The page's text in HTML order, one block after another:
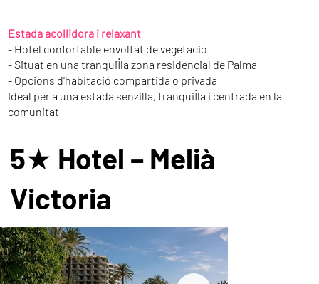
Estada acollidora i relaxant
- Hotel confortable envoltat de vegetació
- Situat en una tranquil·la zona residencial de Palma
- Opcions d'habitació compartida o privada
Ideal per a una estada senzilla, tranquil·la i centrada en la
comunitat
5★ Hotel – Melià
Victoria